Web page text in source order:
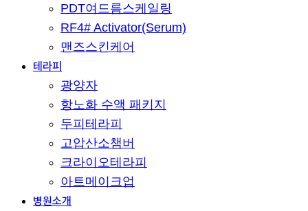
PDT여드름스케일링
RF4# Activator(Serum)
맨즈스킨케어
테라피
광양자
항노화 수액 패키지
두피테라피
고압산소챔버
크라이오테라피
아트메이크업
병원소개